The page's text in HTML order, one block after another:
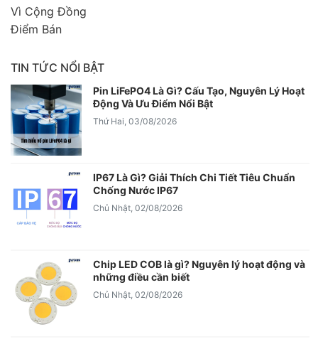
Vì Cộng Đồng
Điểm Bán
TIN TỨC NỔI BẬT
Pin LiFePO4 Là Gì? Cấu Tạo, Nguyên Lý Hoạt
Động Và Ưu Điểm Nổi Bật
Thứ Hai, 03/08/2026
IP67 Là Gì? Giải Thích Chi Tiết Tiêu Chuẩn
Chống Nước IP67
Chủ Nhật, 02/08/2026
Chip LED COB là gì? Nguyên lý hoạt động và
những điều cần biết
Chủ Nhật, 02/08/2026